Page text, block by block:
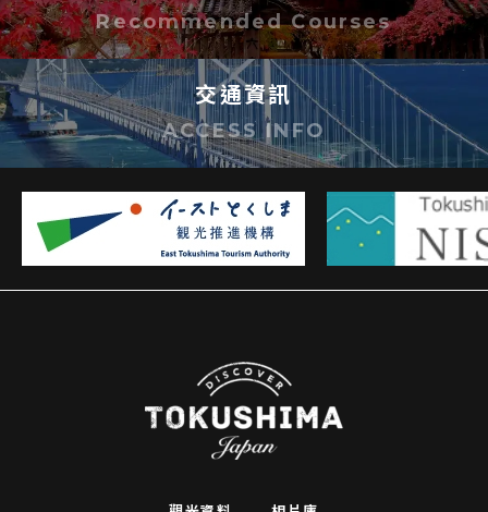
Recommended Courses
交通資訊
ACCESS INFO